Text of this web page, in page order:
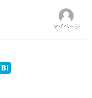
マイページ